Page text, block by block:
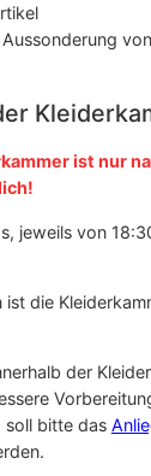
ist nur
jeweils von
ist die
der
soll bitte das